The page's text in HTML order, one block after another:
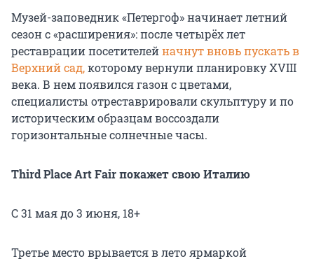
Музей-заповедник «Петергоф» начинает летний
сезон с «расширения»: после четырёх лет
реставрации посетителейначнут вновь пускать в
Верхний сад,которому вернули планировку XVIII
века. В нем появился газон с цветами,
специалисты отреставрировали скульптуру и по
историческим образцам воссоздали
горизонтальные солнечные часы.
Third Place Art Fair покажет свою Италию
С 31 мая до 3 июня, 18+
Третье место врывается в лето ярмаркой